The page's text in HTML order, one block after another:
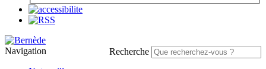
Recherche
Navigation